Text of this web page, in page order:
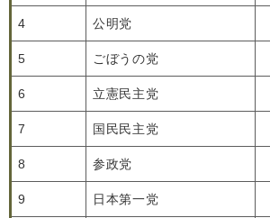
4 公明党
5 ごぼうの党
6 立憲民主党
7 国民民主党
8 参政党
9 日本第一党